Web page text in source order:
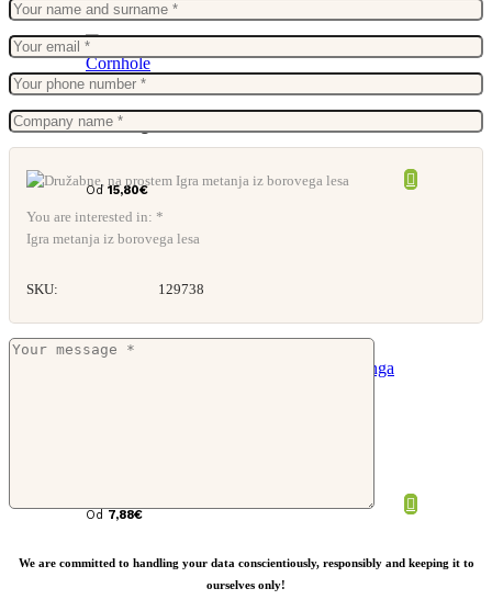
VINGA igra Cornhole
Od 15,80€
Od 7,88€
You are interested in: *
Igra metanja iz borovega lesa
SKU: 129738
We are committed to handling your data conscientiously, responsibly and keeping it to
ourselves only!